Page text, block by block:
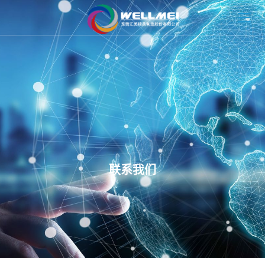
关于汇美
模具解决方案
注塑解决方案
新闻资讯
联系我们
联系我们